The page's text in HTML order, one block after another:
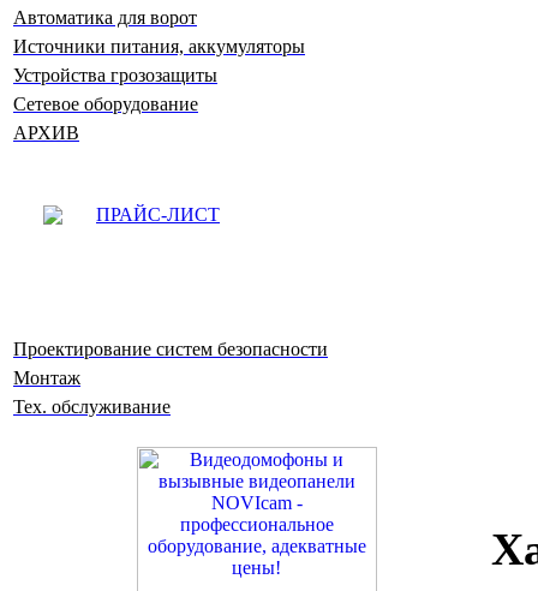
Автоматика для ворот
Источники питания, аккумуляторы
Устройства грозозащиты
Сетевое оборудование
АРХИВ
ПРАЙС-ЛИСТ
Проектирование систем безопасности
Монтаж
Тех. обслуживание